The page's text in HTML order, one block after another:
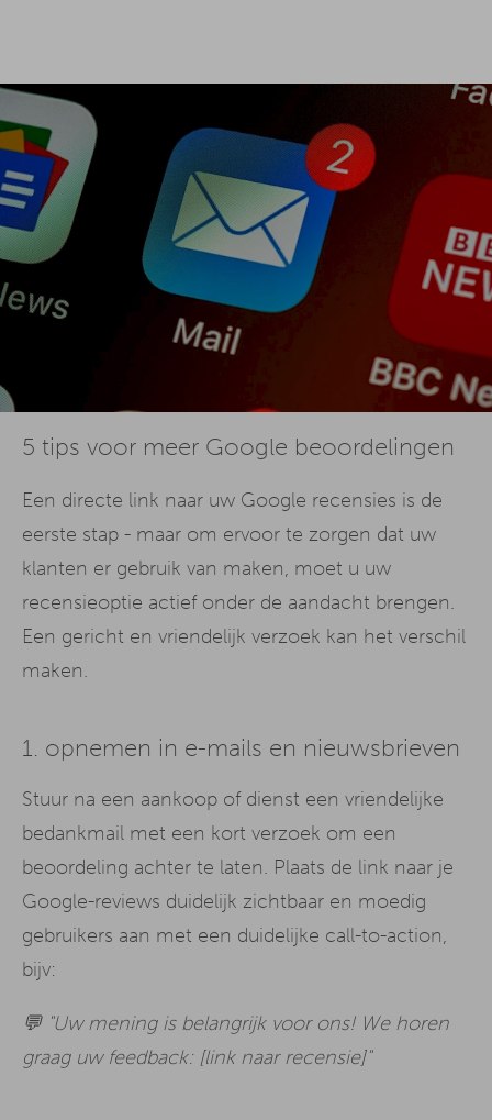
5 tips voor meer Google beoordelingen
Een directe link naar uw Google recensies is de
eerste stap - maar om ervoor te zorgen dat uw
klanten er gebruik van maken, moet u uw
recensieoptie actief onder de aandacht brengen.
Een gericht en vriendelijk verzoek kan het verschil
maken.
1. opnemen in e-mails en nieuwsbrieven
Stuur na een aankoop of dienst een vriendelijke
bedankmail met een kort verzoek om een
beoordeling achter te laten. Plaats de link naar je
Google-reviews duidelijk zichtbaar en moedig
gebruikers aan met een duidelijke call-to-action,
bijv:
💬 "Uw mening is belangrijk voor ons! We horen
graag uw feedback: [link naar recensie]"